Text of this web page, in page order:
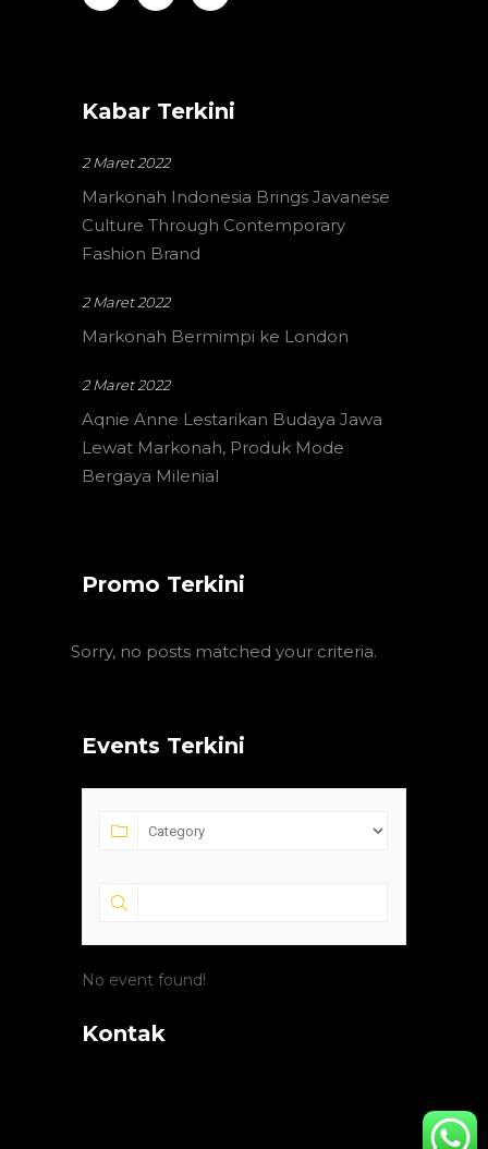
Kabar Terkini
2 Maret 2022
Markonah Indonesia Brings Javanese
Culture Through Contemporary
Fashion Brand
2 Maret 2022
Markonah Bermimpi ke London
2 Maret 2022
Aqnie Anne Lestarikan Budaya Jawa
Lewat Markonah, Produk Mode
Bergaya Milenial
Promo Terkini
Sorry, no posts matched your criteria.
Events Terkini
No event found!
Kontak